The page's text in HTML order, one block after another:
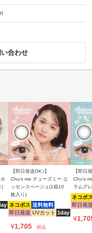
合わせ
)
【即日発送OK♪】
Chu's me チューズミー エ
ッセンスベージュ(1箱10
枚入り)
ネコポス 送料無料
即日発送 UVカット 1day
¥1,705 税込
【即日
Chu's
ラムグ
ネコポ
即日発
¥